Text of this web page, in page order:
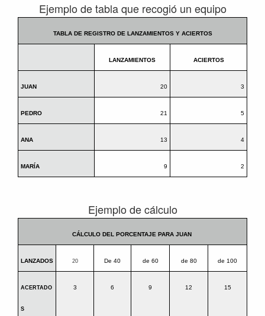
Ejemplo de tabla que recogió un equipo
TABLA DE REGISTRO DE LANZAMIENTOS Y ACIERTOS
LANZAMIENTOS ACIERTOS
JUAN 20 3
PEDRO 21 5
ANA 13 4
MARÍA 9 2
Ejemplo de cálculo
CÁLCULO DEL PORCENTAJE PARA JUAN
LANZADOS 20 De 40 de 60 de 80 de 100
ACERTADO
S
3 6 9 12 15